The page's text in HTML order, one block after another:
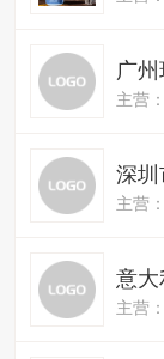
广
主营
深
主营
意
主营